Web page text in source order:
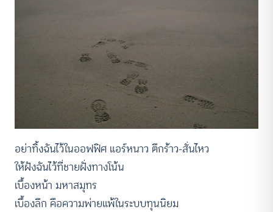
อย่าทิ้งฉันไว้ในออฟฟิศ แอร์หนาว ตึกร้าว-สั่นไหว
ให้ฝังฉันไว้ที่ชายฝั่งทางโน้น
เบื้องหน้า มหาสมุทร
เบื้องลึก คือความพ่ายแพ้ในระบบทุนนิยม